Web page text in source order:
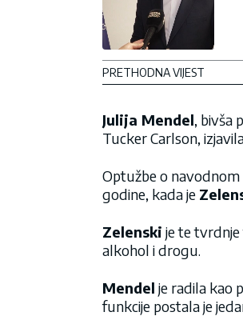
PRETHODNA VIJEST
Julija Mendel, bivša
Tucker Carlson,
Optužbe o navodnom
godine, kada je
Zelenski je te
alkohol i drogu.
Mendel je radila kao
funkcije postala je